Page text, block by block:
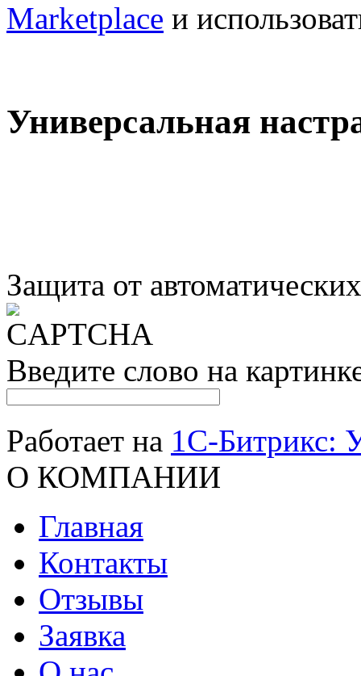
Marketplace и
Универсальная
Защита от
Введите слово на
Работает на 1C-Битрикс:
О КОМПАНИИ
Главная
Контакты
Отзывы
Заявка